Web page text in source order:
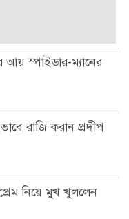
আয় স্পাইডার-ম্যানের
রাজি করান প্রদীপ
নিয়ে মুখ খুললেন